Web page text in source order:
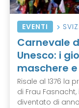
EVENTI
Carnevale
Unesco: i
maschere
Risale al 1376 la
di Frau
diventato di